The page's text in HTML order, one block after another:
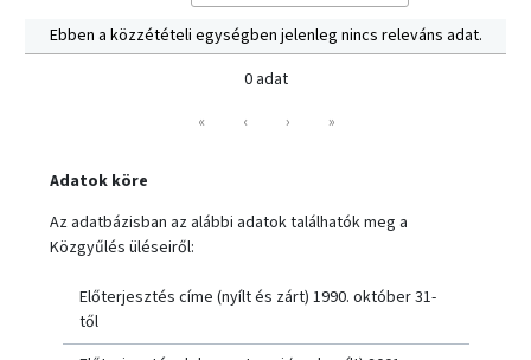
Ebben a közzétételi egységben jelenleg nincs releváns adat.
0 adat
«
‹ › »
Adatok köre
Az adatbázisban az alábbi adatok találhatók meg a
Közgyűlés üléseiről:
Előterjesztés címe (nyílt és zárt) 1990. október 31-
től